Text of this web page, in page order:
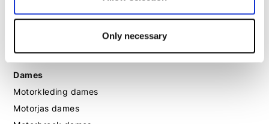
Only necessary
Motorlaarzen heren
Motorschoenen heren
Dames
Motorkleding dames
Motorjas dames